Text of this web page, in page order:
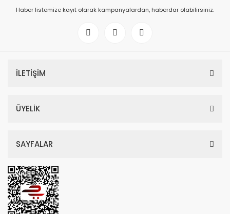
Haber listemize kayıt olarak kampanyalardan, haberdar olabilirsiniz.
İLETİŞİM
ÜYELİK
SAYFALAR